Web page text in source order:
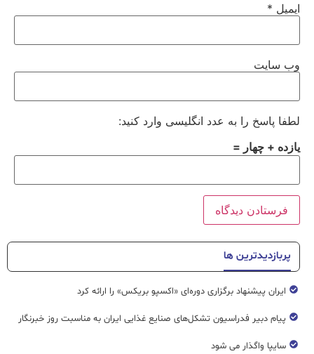
ایمیل *
وب‌ سایت
لطفا پاسخ را به عدد انگلیسی وارد کنید:
یازده + چهار =
پربازدیدترین ها
ایران پیشنهاد برگزاری دوره‌ای «اکسپو بریکس» را ارائه کرد
پیام دبیر فدراسیون تشکل‌های صنایع غذایی ایران به مناسبت روز خبرنگار
سایپا واگذار می شود